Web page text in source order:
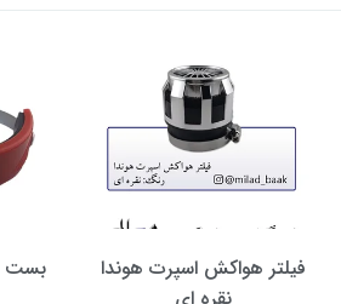
فیلتر هواکش اسپرت هوندا